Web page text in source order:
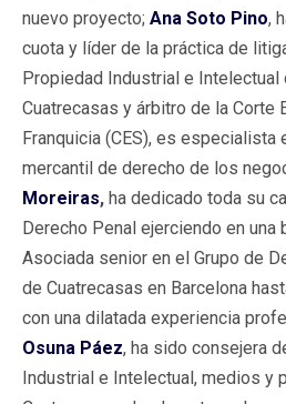
nuevo proyecto; Ana Soto Pino,
cuota y líder de la práctica de
Propiedad Industrial e Intelectual
Cuatrecasas y árbitro de la Corte
Franquicia (CES), es especialista
mercantil de derecho de los
Moreiras, ha dedicado toda su
Derecho Penal ejerciendo en una
Asociada senior en el Grupo de
de Cuatrecasas en Barcelona
con una dilatada experiencia
Osuna Páez, ha sido consejera
Industrial e Intelectual, medios y